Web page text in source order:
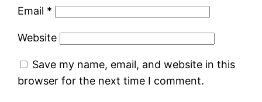
Email *
Website
Save my name, email, and website in this
browser for the next time I comment.